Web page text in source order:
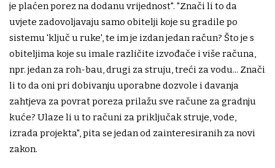
je plaćen porez na dodanu vrijednost". "Znači li to da
uvjete zadovoljavaju samo obitelji koje su gradile po
sistemu 'ključ u ruke', te im je izdan jedan račun? Što je s
obiteljima koje su imale različite izvođače i više računa,
npr. jedan za roh-bau, drugi za struju, treći za vodu... Znači
li to da oni pri dobivanju uporabne dozvole i davanja
zahtjeva za povrat poreza prilažu sve račune za gradnju
kuće? Ulaze li u to računi za priključak struje, vode,
izrada projekta", pita se jedan od zainteresiranih za novi
zakon.